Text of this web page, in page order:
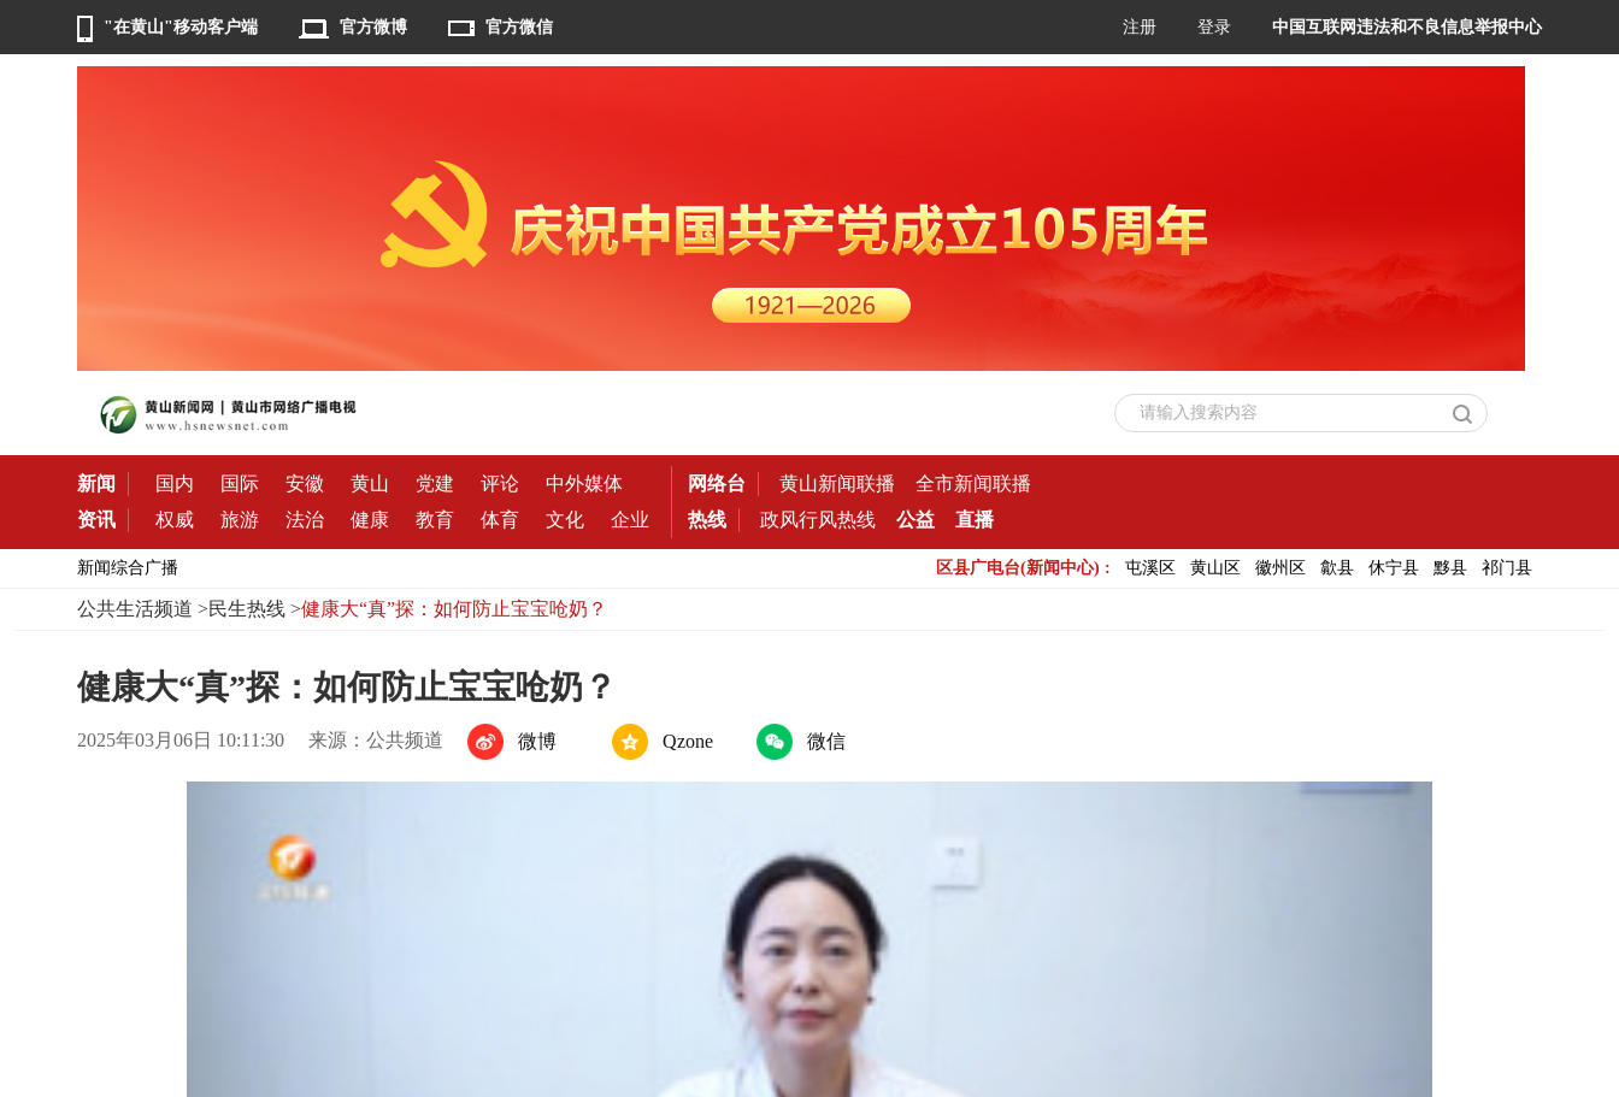
"在黄山"移动客户端 官方微博 官方微信 注册 登录 中国互联网违法和不良信息举报中心
请输入搜索内容
新闻 国内 国际 安徽 黄山 党建 评论
中外媒体
资讯
权威 旅游 法治 健康 教育 体育 文化 企业
网络台 黄山新闻联播
全市新闻联播
热线
政风行风热线 公益 直播
新闻综合广播 区县广电台(新闻中心) : 屯溪区 黄山区 徽州区 歙县 休宁县 黟县 祁门县
公共生活频道 >民生热线>健康大“真”探：如何防止宝宝呛奶？
健康大“真”探：如何防止宝宝呛奶？
2025年03月06日 10:11:30 来源：公共频道 微博 Qzone 微信